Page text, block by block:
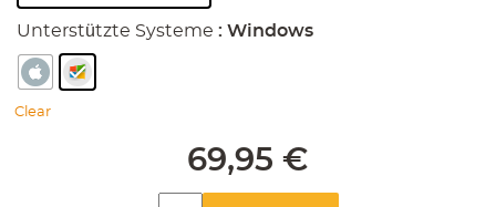
Unterstützte Systeme : Windows
Clear
69,95 €